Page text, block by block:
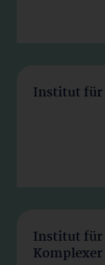
Institut für
Institut für
Komplexer